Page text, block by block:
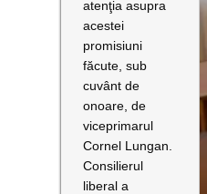
atenţia asupra
acestei
promisiuni
făcute, sub
cuvânt de
onoare, de
viceprimarul
Cornel Lungan.
Consilierul
liberal a